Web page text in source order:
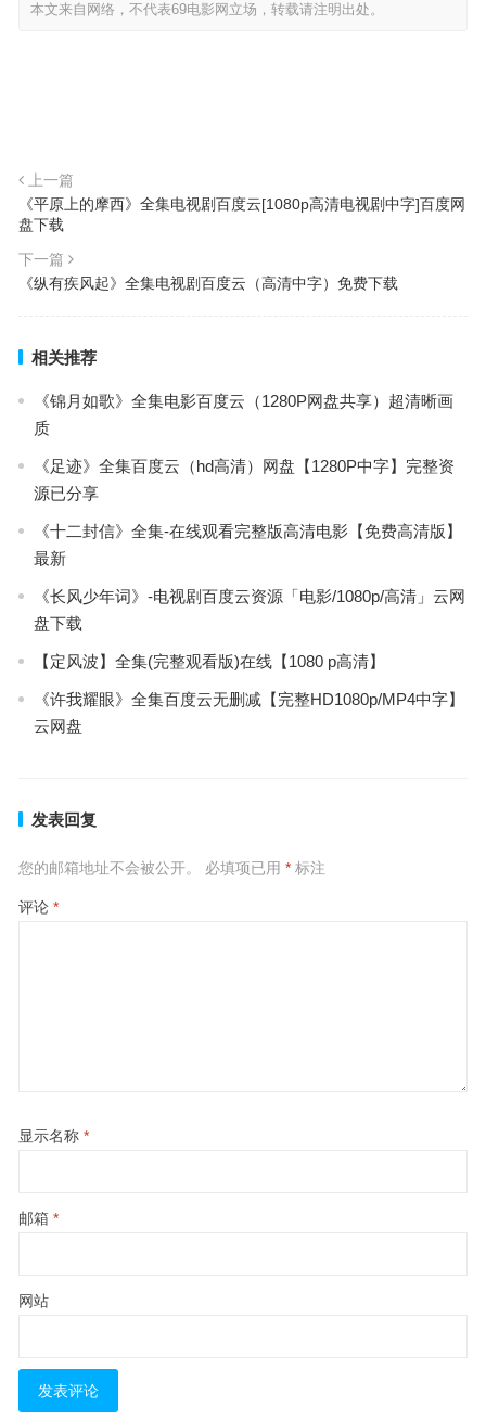
本文来自网络，不代表69电影网立场，转载请注明出处。
上一篇
《平原上的摩西》全集电视剧百度云[1080p高清电视剧中字]百度网
盘下载
下一篇
《纵有疾风起》全集电视剧百度云（高清中字）免费下载
相关推荐
《锦月如歌》全集电影百度云（1280P网盘共享）超清晰画
质
《足迹》全集百度云（hd高清）网盘【1280P中字】完整资
源已分享
《十二封信》全集-在线观看完整版高清电影【免费高清版】
最新
《长风少年词》-电视剧百度云资源「电影/1080p/高清」云网
盘下载
【定风波】全集(完整观看版)在线【1080 p高清】
《许我耀眼》全集百度云无删减【完整HD1080p/MP4中字】
云网盘
发表回复
您的邮箱地址不会被公开。 必填项已用 *标注
评论 *
显示名称 *
邮箱 *
网站